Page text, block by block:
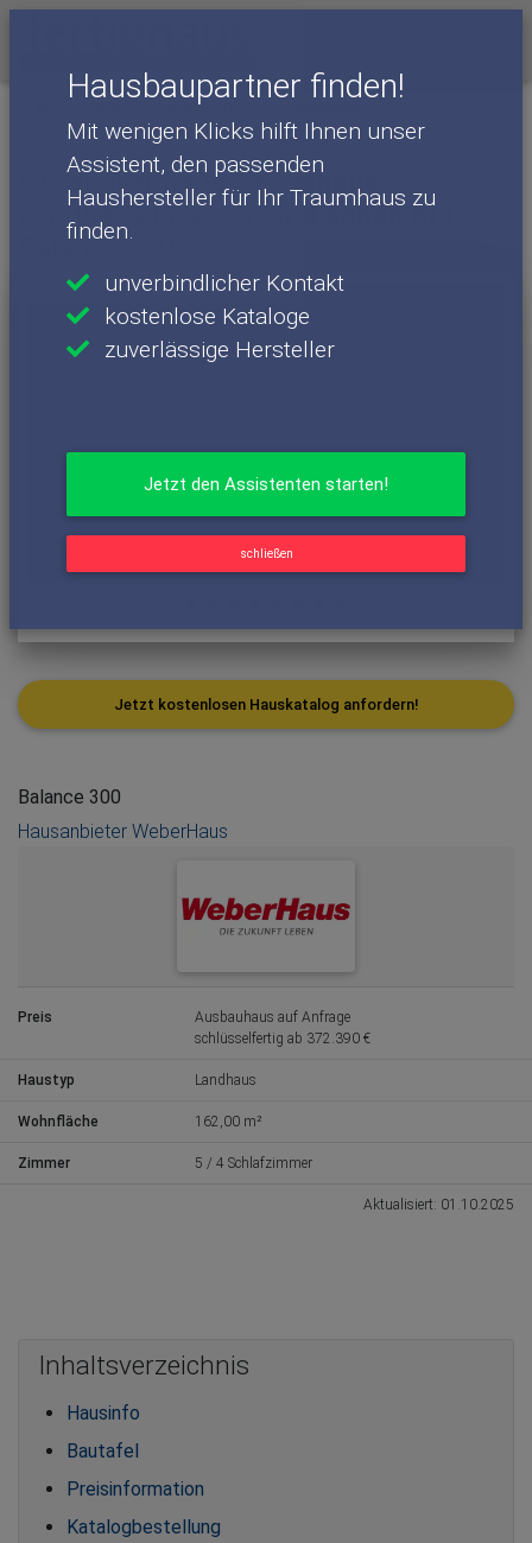
Hausbaupartner finden!
Mit wenigen Klicks hilft Ihnen unser
Assistent, den passenden
Haushersteller für Ihr Traumhaus zu
finden.
unverbindlicher Kontakt
kostenlose Kataloge
zuverlässige Hersteller
Jetzt den Assistenten starten!
schließen
Haushersteller
WeberHaus - Häuser
Balance 300
Einfamilienhaus: Fertighaus-
Landhaus im alpenländischen Stil -
Balance 300
Balance 300
Hausanbieter WeberHaus
Preis
Ausbauhaus auf Anfrage
schlüsselfertig ab 372.390 €
Haustyp Landhaus
Wohnfläche 162,00 m²
Zimmer 5 / 4 Schlafzimmer
Aktualisiert: 01.10.2025
Jetzt kostenlosen Hauskatalog anfordern!
Inhaltsverzeichnis
Hausinfo
Bautafel
Preisinformation
Katalogbestellung